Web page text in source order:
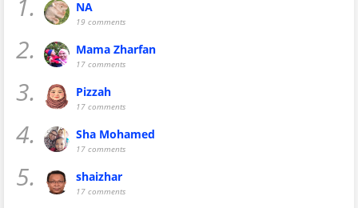
1. NA
19 comments
2. Mama Zharfan
17 comments
3. Pizzah
17 comments
4. Sha Mohamed
17 comments
5. shaizhar
17 comments